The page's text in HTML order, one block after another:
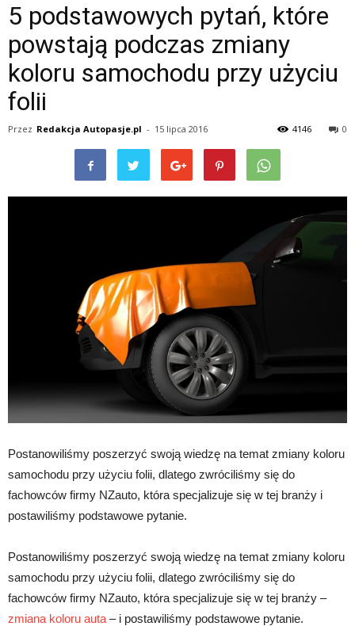
5 podstawowych pytań, które
powstają podczas zmiany
koloru samochodu przy użyciu
folii
Przez Redakcja Autopasje.pl - 15 lipca 2016 0
4146
Postanowiliśmy poszerzyć swoją wiedzę na temat zmiany koloru
samochodu przy użyciu folii, dlatego zwróciliśmy się do
fachowców firmy NZauto, która specjalizuje się w tej branży i
postawiliśmy podstawowe pytanie.
Postanowiliśmy poszerzyć swoją wiedzę na temat zmiany koloru
samochodu przy użyciu folii, dlatego zwróciliśmy się do
fachowców firmy NZauto, która specjalizuje się w tej branży –
zmiana koloru auta – i postawiliśmy podstawowe pytanie.